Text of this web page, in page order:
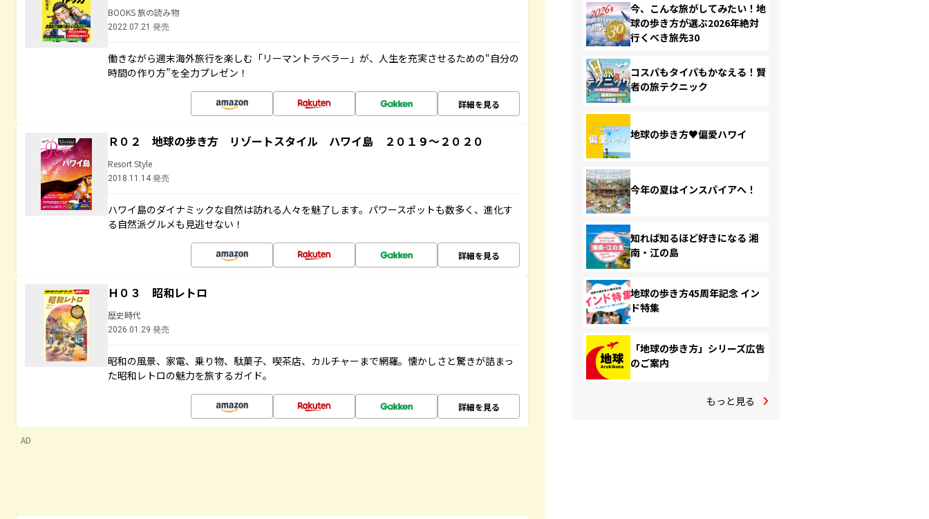
BOOKS 旅の読み物
2022.07.21 発売
働きながら週末海外旅行を楽しむ「リーマントラベラー」が、人生を充実させるための“自分の
時間の作り方”を全力プレゼン！
詳細を見る
Ｒ０２ 地球の歩き方 リゾートスタイル ハワイ島 ２０１９～２０２０
Resort Style
2018.11.14 発売
ハワイ島のダイナミックな自然は訪れる人々を魅了します。パワースポットも数多く、進化す
る自然派グルメも見逃せない！
詳細を見る
Ｈ０３ 昭和レトロ
歴史時代
2026.01.29 発売
昭和の風景、家電、乗り物、駄菓子、喫茶店、カルチャーまで網羅。懐かしさと驚きが詰まっ
た昭和レトロの魅力を旅するガイド。
詳細を見る
AD
今、こんな旅がしてみたい！地
球の歩き方が選ぶ2026年絶対
行くべき旅先30
コスパもタイパもかなえる！賢
者の旅テクニック
地球の歩き方♥偏愛ハワイ
今年の夏はインスパイアへ！
知れば知るほど好きになる 湘
南・江の島
地球の歩き方45周年記念 イン
ド特集
「地球の歩き方」シリーズ広告
のご案内
もっと見る